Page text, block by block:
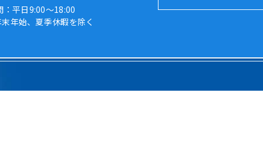
：平日9:00～18:00
年始、夏季休暇を除く